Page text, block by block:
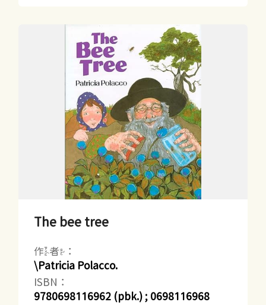
The bee tree
作者：
\Patricia Polacco.
ISBN：
9780698116962 (pbk.) ; 0698116968